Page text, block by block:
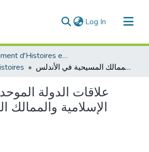
Log In (current)
Département d'Histoires et Arts
علاقات الدولة الموحدية بالإمارات الإسلامية والممالك المسيحية في الأندلس
علاقات الدولة
الإسلامية